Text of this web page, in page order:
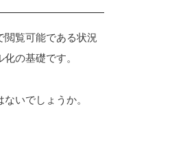
覧可能である状況
の基礎です。
いでしょうか。